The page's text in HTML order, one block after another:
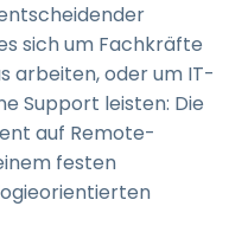
sich um Fachkräfte
arbeiten, oder um IT-
Support leisten: Die
auf Remote-
festen